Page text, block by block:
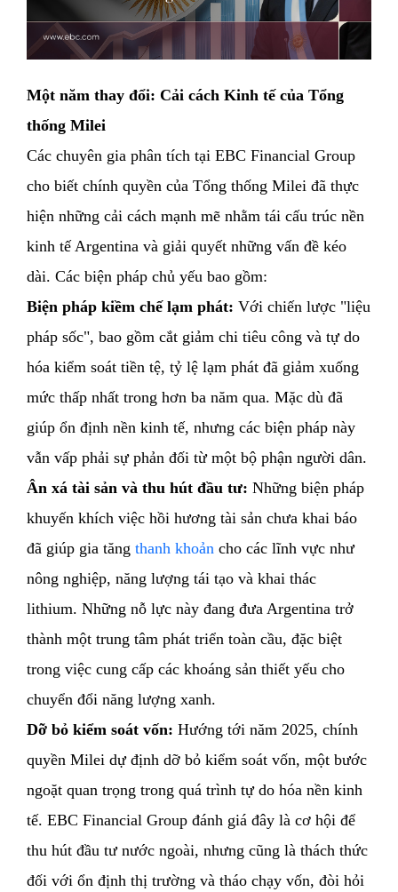
Một năm thay đổi: Cải cách Kinh tế của Tổng
thống Milei
Các chuyên gia phân tích tại EBC Financial Group
cho biết chính quyền của Tổng thống Milei đã thực
hiện những cải cách mạnh mẽ nhằm tái cấu trúc nền
kinh tế Argentina và giải quyết những vấn đề kéo
dài. Các biện pháp chủ yếu bao gồm:
Biện pháp kiềm chế lạm phát:Với chiến lược "liệu
pháp sốc", bao gồm cắt giảm chi tiêu công và tự do
hóa kiểm soát tiền tệ, tỷ lệ lạm phát đã giảm xuống
mức thấp nhất trong hơn ba năm qua. Mặc dù đã
giúp ổn định nền kinh tế, nhưng các biện pháp này
vẫn vấp phải sự phản đối từ một bộ phận người dân.
Ân xá tài sản và thu hút đầu tư: Những biện pháp
khuyến khích việc hồi hương tài sản chưa khai báo
đã giúp gia tăngthanh khoản cho các lĩnh vực như
nông nghiệp, năng lượng tái tạo và khai thác
lithium. Những nỗ lực này đang đưa Argentina trở
thành một trung tâm phát triển toàn cầu, đặc biệt
trong việc cung cấp các khoáng sản thiết yếu cho
chuyển đổi năng lượng xanh.
Dỡ bỏ kiểm soát vốn:Hướng tới năm 2025, chính
quyền Milei dự định dỡ bỏ kiểm soát vốn, một bước
ngoặt quan trọng trong quá trình tự do hóa nền kinh
tế. EBC Financial Group đánh giá đây là cơ hội để
thu hút đầu tư nước ngoài, nhưng cũng là thách thức
đối với ổn định thị trường và tháo chạy vốn, đòi hỏi